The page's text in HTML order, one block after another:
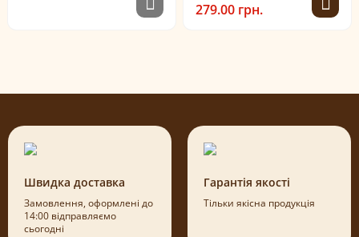
279.00 грн.
Швидка доставка
Замовлення, оформлені до
14:00 відправляємо
сьогодні
Гарантія якості
Тільки якісна продукція